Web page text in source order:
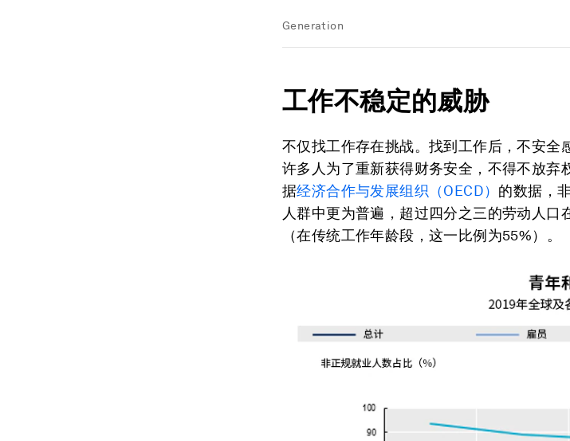
Generation
工作不稳定的威胁
不仅找工作存在挑战。找到工作后，不安全
许多人为了重新获得财务安全，不得不放弃
据经济合作与发展组织（OECD） 的数据，
人群中更为普遍，超过四分之三的劳动人口
（在传统工作年龄段，这一比例为55%）。